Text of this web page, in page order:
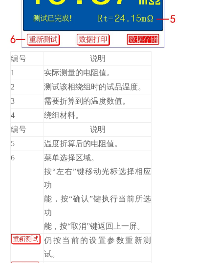
编号
说明
1
实际测量的电阻值。
2
测试该相绕组时的试品温度。
3
需要折算到的温度数值。
4
绕组材料。
编号
说明
5
温度折算后的电阻值。
6
菜单选择区域。
按“左右”键移动光标选择相应
功
能，按“确认”键执行当前所选
功
能，按“取消”键返回上一屏。
仍按当前的设置参数重新测
试。